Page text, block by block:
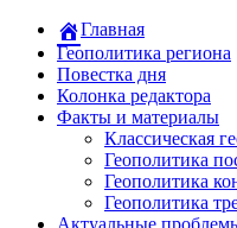
Главная
Геополитика региона
Повестка дня
Колонка редактора
Факты и материалы
Классическая
Геополитика
Геополитика
Геополитика
Актуальные